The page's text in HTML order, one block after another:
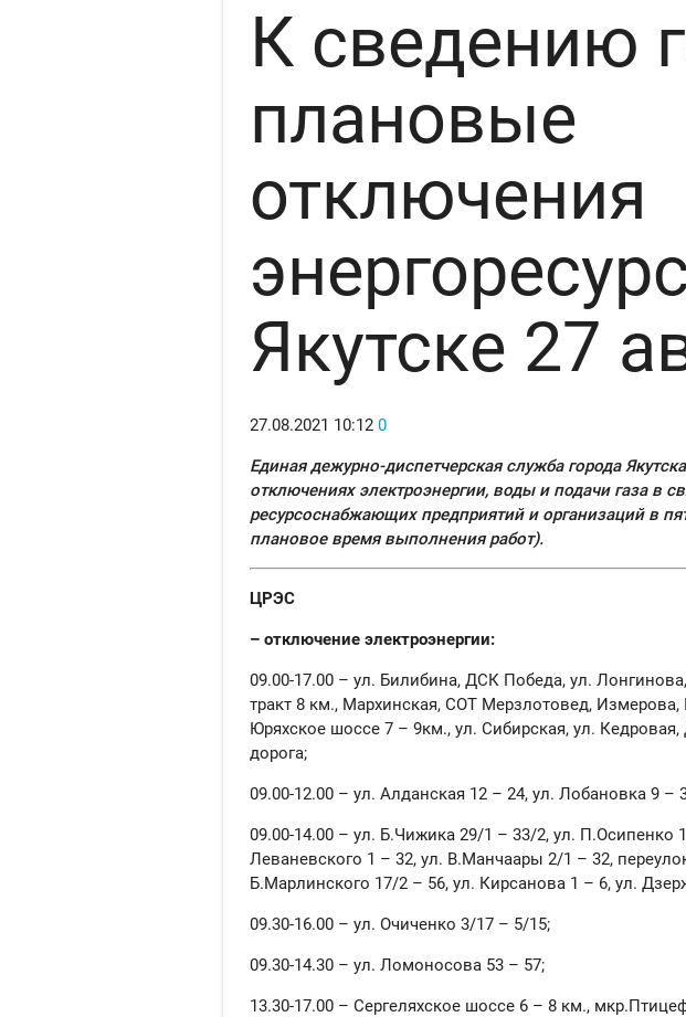
К сведению
плановые
отключения
Якутске 27
27.08.2021 10:12 0
Единая дежурно-диспетчерская служба города
отключениях электроэнергии, воды и подачи газа в
ресурсоснабжающих предприятий и организаций в
плановое время выполнения работ).
ЦРЭС
– отключение электроэнергии:
09.00-17.00 – ул. Билибина, ДСК Победа, ул.
тракт 8 км., Мархинская, СОТ Мерзлотовед, Измерова,
Юряхское шоссе 7 – 9км., ул. Сибирская, ул.
дорога;
09.00-12.00 – ул. Алданская 12 – 24, ул. Лобановка 9 –
09.00-14.00 – ул. Б.Чижика 29/1 – 33/2, ул. П.Осипенко
Леваневского 1 – 32, ул. В.Манчаары 2/1 – 32,
Б.Марлинского 17/2 – 56, ул. Кирсанова 1 – 6, ул.
09.30-16.00 – ул. Очиченко 3/17 – 5/15;
09.30-14.30 – ул. Ломоносова 53 – 57;
13.30-17.00 – Сергеляхское шоссе 6 – 8 км.,